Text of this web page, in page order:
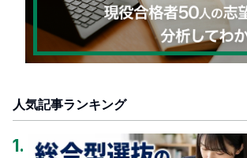
人気記事ランキング
1 .